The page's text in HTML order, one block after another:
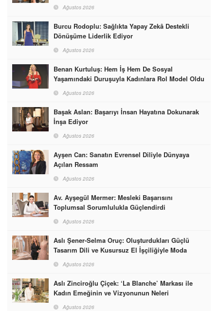
Ağustos 2026
Burcu Rodoplu: Sağlıkta Yapay Zekâ Destekli
Dönüşüme Liderlik Ediyor
Ağustos 2026
Benan Kurtuluş: Hem İş Hem De Sosyal
Yaşamındaki Duruşuyla Kadınlara Rol Model Oldu
Ağustos 2026
Başak Aslan: Başarıyı İnsan Hayatına Dokunarak
İnşa Ediyor
Ağustos 2026
Ayşen Can: Sanatın Evrensel Diliyle Dünyaya
Açılan Ressam
Ağustos 2026
Av. Ayşegül Mermer: Mesleki Başarısını
Toplumsal Sorumlulukla Güçlendirdi
Ağustos 2026
Aslı Şener-Selma Oruç: Oluşturdukları Güçlü
Tasarım Dili ve Kusursuz El İşçiliğiyle Moda
Dünyasına İmzalarını Attılar
Ağustos 2026
Aslı Zinciroğlu Çiçek: ‘La Blanche’ Markası ile
Kadın Emeğinin ve Vizyonunun Neleri
Başarabileceğinin En Güzel Örneğini Sunuyor
Ağustos 2026